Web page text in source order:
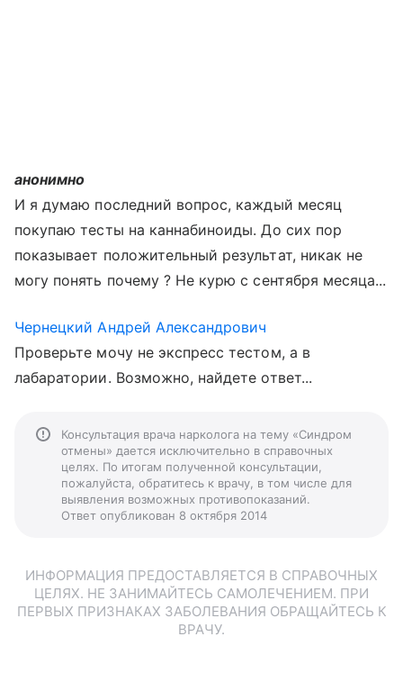
анонимно
И я думаю последний вопрос, каждый месяц
покупаю тесты на каннабиноиды. До сих пор
показывает положительный результат, никак не
могу понять почему ? Не курю с сентября месяца...
Чернецкий Андрей Александрович
Проверьте мочу не экспресс тестом, а в
лабаратории. Возможно, найдете ответ...
Консультация врача нарколога на тему «Синдром
отмены» дается исключительно в справочных
целях. По итогам полученной консультации,
пожалуйста, обратитесь к врачу, в том числе для
выявления возможных противопоказаний.
Ответ опубликован 8 октября 2014
ИНФОРМАЦИЯ ПРЕДОСТАВЛЯЕТСЯ В СПРАВОЧНЫХ
ЦЕЛЯХ. НЕ ЗАНИМАЙТЕСЬ САМОЛЕЧЕНИЕМ. ПРИ
ПЕРВЫХ ПРИЗНАКАХ ЗАБОЛЕВАНИЯ ОБРАЩАЙТЕСЬ К
ВРАЧУ.